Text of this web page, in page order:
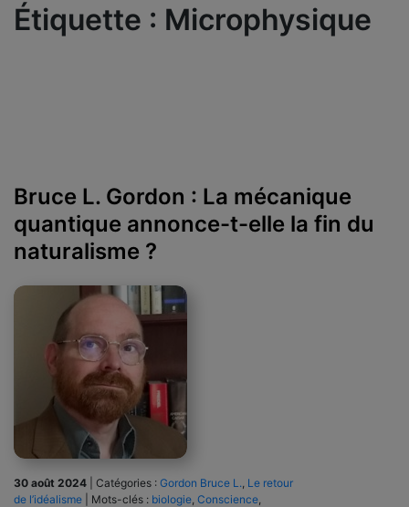
Étiquette : Microphysique
Bruce L. Gordon : La mécanique
quantique annonce-t-elle la fin du
naturalisme ?
30 août 2024 Catégories : Gordon Bruce L. Le retour
de l’idéalisme
Mots-clés : biologie Conscience